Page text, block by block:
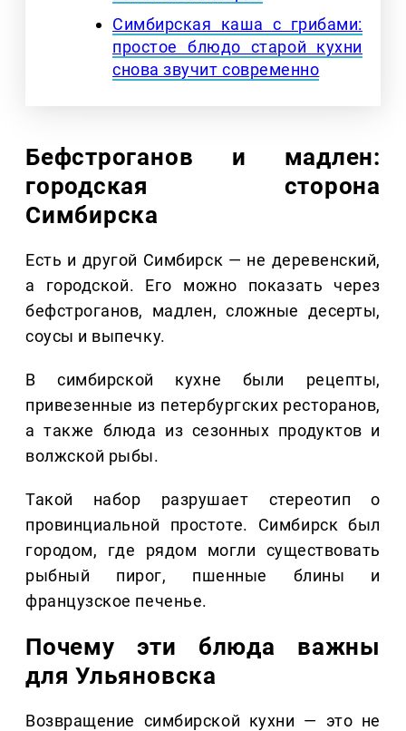
Симбирская каша с грибами:
простое блюдо старой кухни
снова звучит современно
Бефстроганов и мадлен:
городская сторона
Симбирска
Есть и другой Симбирск — не деревенский,
а городской. Его можно показать через
бефстроганов, мадлен, сложные десерты,
соусы и выпечку.
В симбирской кухне были рецепты,
привезенные из петербургских ресторанов,
а также блюда из сезонных продуктов и
волжской рыбы.
Такой набор разрушает стереотип о
провинциальной простоте. Симбирск был
городом, где рядом могли существовать
рыбный пирог, пшенные блины и
французское печенье.
Почему эти блюда важны
для Ульяновска
Возвращение симбирской кухни — это не